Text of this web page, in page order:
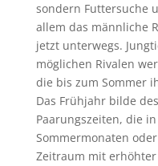
sondern Futtersuche
allem das männliche
jetzt unterwegs.
möglichen Rivalen
die bis zum Sommer
Das Frühjahr bilde
Paarungszeiten, die
Sommermonaten
Zeitraum mit